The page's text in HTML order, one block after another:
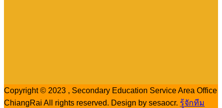
Copyright © 2023 , Secondary Education Service Area Office
ChiangRai All rights reserved. Design by sesaocr. รู้จักทีม